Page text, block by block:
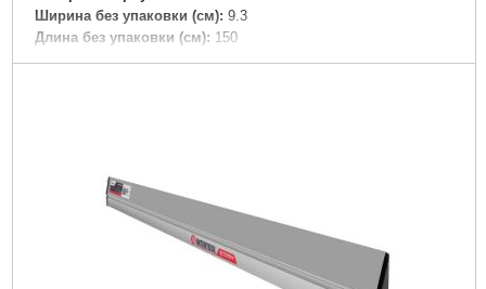
Ширина без упаковки (см): 9.3
Длина без упаковки (см): 150
Высота без упаковки (см): 2